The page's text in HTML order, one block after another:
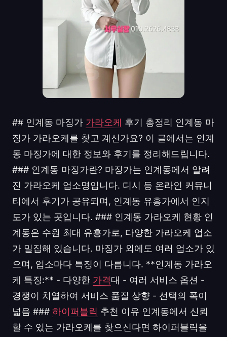
## 인계동 마징가 가라오케 후기 총정리 인계동 마
징가 가라오케를 찾고 계신가요? 이 글에서는 인계
동 마징가에 대한 정보와 후기를 정리해드립니다.
### 인계동 마징가란? 마징가는 인계동에서 알려
진 가라오케 업소명입니다. 디시 등 온라인 커뮤니
티에서 후기가 공유되며, 인계동 유흥가에서 인지
도가 있는 곳입니다. ### 인계동 가라오케 현황 인
계동은 수원 최대 유흥가로, 다양한 가라오케 업소
가 밀집해 있습니다. 마징가 외에도 여러 업소가 있
으며, 업소마다 특징이 다릅니다. **인계동 가라오
케 특징:** - 다양한 가격대 - 여러 서비스 옵션 -
경쟁이 치열하여 서비스 품질 상향 - 선택의 폭이
넓음 ### 하이퍼블릭 추천 이유 인계동에서 신뢰
할 수 있는 가라오케를 찾으신다면 하이퍼블릭을